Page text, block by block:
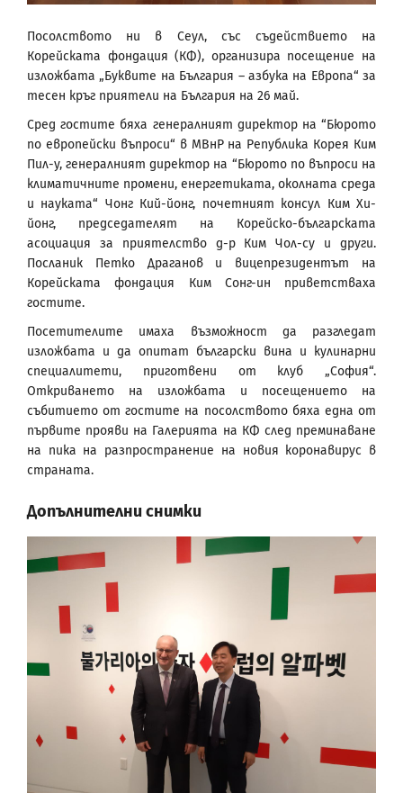
Посолството ни в Сеул, със съдействието на
Корейската фондация (КФ), организира посещение на
изложбата „Буквите на България – азбука на Европа“ за
тесен кръг приятели на България на 26 май.
Сред гостите бяха генералният директор на “Бюрото
по европейски въпроси“ в МВнР на Република Корея Ким
Пил-у, генералният директор на “Бюрото по въпроси на
климатичните промени, енергетиката, околната среда
и науката“ Чонг Кий-йонг, почетният консул Ким Хи-
йонг, председателят на Корейско-българската
асоциация за приятелство д-р Ким Чол-су и други.
Посланик Петко Драганов и вицепрезидентът на
Корейската фондация Ким Сонг-ин приветстваха
гостите.
Посетителите имаха възможност да разгледат
изложбата и да опитат български вина и кулинарни
специалитети, приготвени от клуб „София“.
Откриването на изложбата и посещението на
събитието от гостите на посолството бяха една от
първите прояви на Галерията на КФ след преминаване
на пика на разпространение на новия коронавирус в
страната.
Допълнителни снимки